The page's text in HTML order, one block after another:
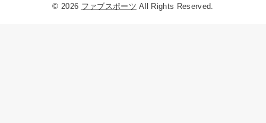
© 2026 ファブスポーツ All Rights Reserved.